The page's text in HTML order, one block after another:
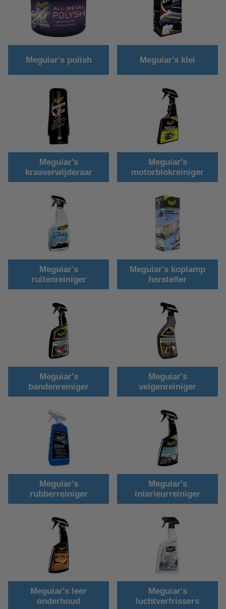
Meguiar's polish Meguiar's klei
Meguiar's
krasverwijderaar
Meguiar's
motorblokreiniger
Meguiar's
ruitenreiniger
Meguiar's koplamp
hersteller
Meguiar's
bandenreiniger
Meguiar's
velgenreiniger
Meguiar's
rubberreiniger
Meguiar's
interieurreiniger
Meguiar's leer
onderhoud
Meguiar's
luchtverfrissers